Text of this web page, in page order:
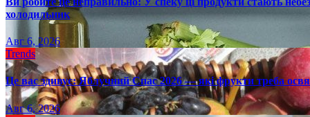
холодильник
Авг 6, 2026
Trends
Це вас здивує: Яблучний Спас 2026 — які фрукти треба
Авг 6, 2026